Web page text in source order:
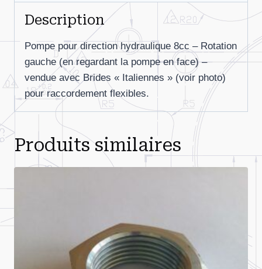
hydraulique
Description
Pompe pour direction hydraulique 8cc – Rotation
gauche (en regardant la pompe en face) –
vendue avec Brides « Italiennes » (voir photo)
pour raccordement flexibles.
Produits similaires